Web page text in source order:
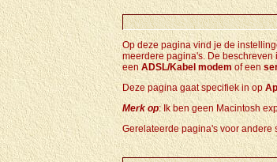
Op deze pagina vind je de
meerdere pagina's. De
eenADSL/Kabel modemof een
Deze pagina gaat specifiek in op
Merk op: Ik ben geen Macintosh
Gerelateerde pagina's voor andere